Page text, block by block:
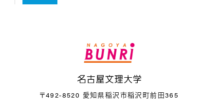
〒492-8520 愛知県稲沢市稲沢町前田365